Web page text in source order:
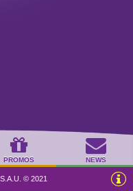
PROMOS NEWS
© 2021